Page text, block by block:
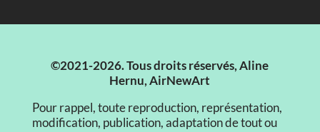
©2021-2026. Tous droits réservés, Aline
Hernu, AirNewArt
Pour rappel, toute reproduction, représentation,
modification, publication, adaptation de tout ou